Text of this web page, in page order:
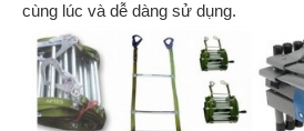
cùng lúc và dễ dàng sử dụng.